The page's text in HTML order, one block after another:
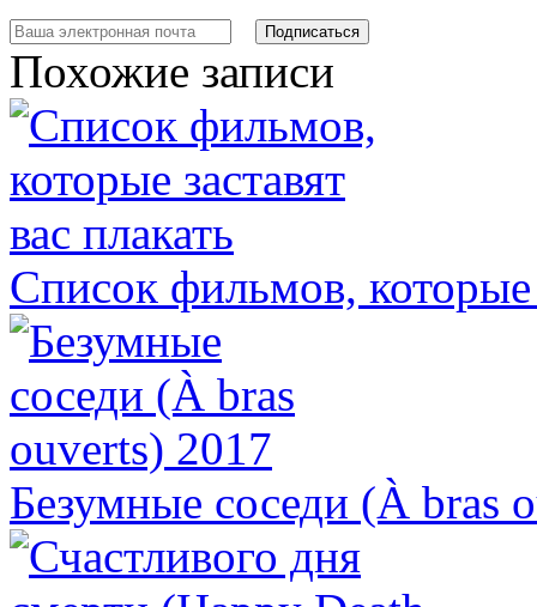
Похожие записи
Список фильмов, которые
Безумные соседи (À bras